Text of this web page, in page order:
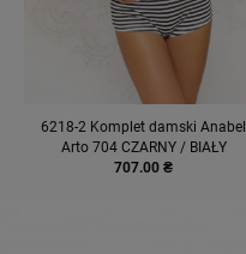
6218-2 Komplet damski Anabel
Arto 704 CZARNY / BIAŁY
707.00 ₴